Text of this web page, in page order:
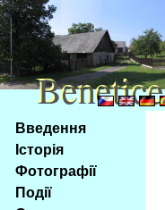
Na
obsah
stránky
Klávesové
zkratky
Введення
Історія
Фотографії
Події
Benetice
Benetice